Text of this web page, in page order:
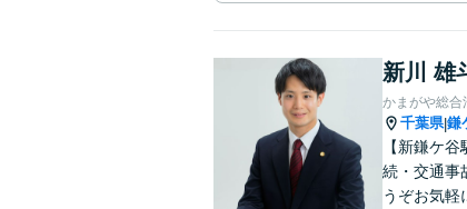
新川 雄
かまがや総合
千葉県|鎌
【新鎌ケ
続・交通事
うぞお気軽